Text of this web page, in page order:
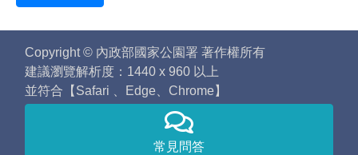
Copyright © 內政部國家公園署 著作權所有
建議瀏覽解析度：1440 x 960 以上
並符合【Safari 、Edge、Chrome】
常見問答